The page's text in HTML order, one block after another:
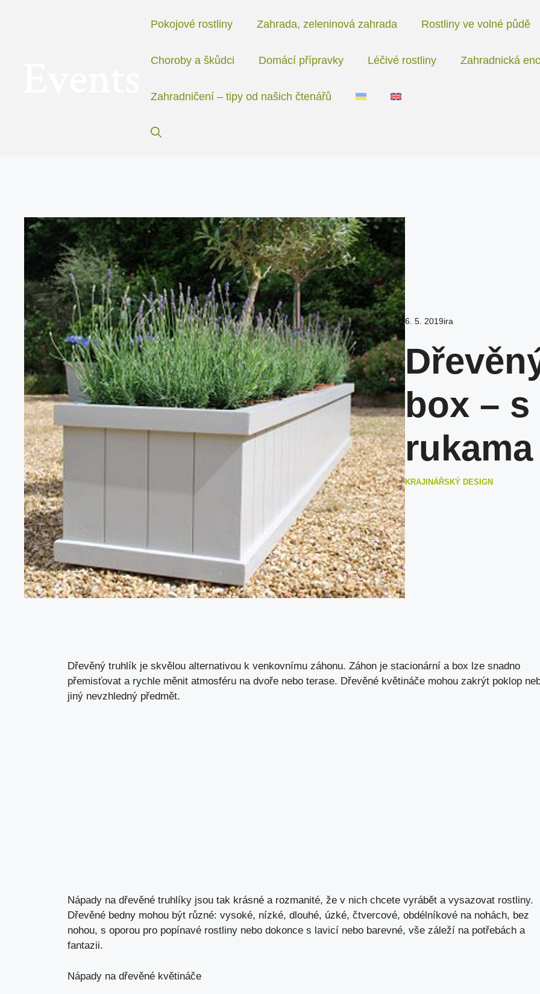
Pokojové rostliny Zahrada, zeleninová zahrada Rostliny ve volné půdě
Choroby a škůdci Domácí přípravky Léčivé rostliny Zahradnická
Zahradničení – tipy od našich čtenářů
6. 5. 2019ira
box –
rukama
KRAJINÁŘSKÝ DESIGN
Dřevěný truhlík je skvělou alternativou k venkovnímu záhonu. Záhon je stacionární a box lze snadno
přemisťovat a rychle měnit atmosféru na dvoře nebo terase. Dřevěné květináče mohou zakrýt poklop
jiný nevzhledný předmět.
Nápady na dřevěné truhlíky jsou tak krásné a rozmanité, že v nich chcete vyrábět a vysazovat rostliny.
Dřevěné bedny mohou být různé: vysoké, nízké, dlouhé, úzké, čtvercové, obdélníkové na nohách, bez
nohou, s oporou pro popínavé rostliny nebo dokonce s lavicí nebo barevné, vše záleží na potřebách a
fantazii.
Nápady na dřevěné květináče